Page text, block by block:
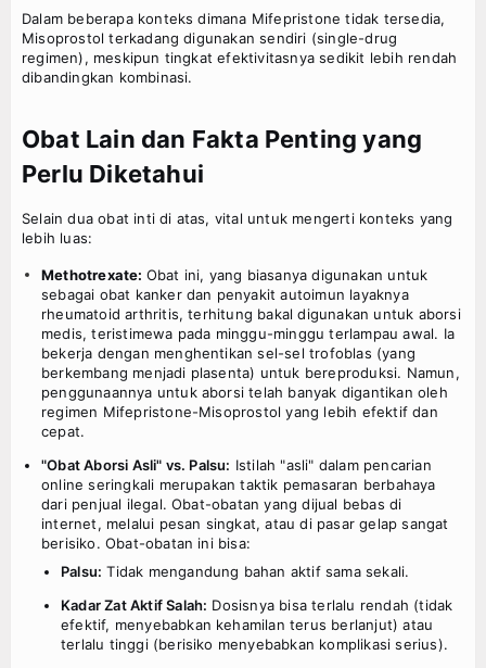
Dalam beberapa konteks dimana Mifepristone tidak tersedia,
Misoprostol terkadang digunakan sendiri (single-drug
regimen), meskipun tingkat efektivitasnya sedikit lebih rendah
dibandingkan kombinasi.
Obat Lain dan Fakta Penting yang
Perlu Diketahui
Selain dua obat inti di atas, vital untuk mengerti konteks yang
lebih luas:
Methotrexate: Obat ini, yang biasanya digunakan untuk
sebagai obat kanker dan penyakit autoimun layaknya
rheumatoid arthritis, terhitung bakal digunakan untuk aborsi
medis, teristimewa pada minggu-minggu terlampau awal. Ia
bekerja dengan menghentikan sel-sel trofoblas (yang
berkembang menjadi plasenta) untuk bereproduksi. Namun,
penggunaannya untuk aborsi telah banyak digantikan oleh
regimen Mifepristone-Misoprostol yang lebih efektif dan
cepat.
"Obat Aborsi Asli" vs. Palsu: Istilah "asli" dalam pencarian
online seringkali merupakan taktik pemasaran berbahaya
dari penjual ilegal. Obat-obatan yang dijual bebas di
internet, melalui pesan singkat, atau di pasar gelap sangat
berisiko. Obat-obatan ini bisa:
Palsu: Tidak mengandung bahan aktif sama sekali.
Kadar Zat Aktif Salah: Dosisnya bisa terlalu rendah (tidak
efektif, menyebabkan kehamilan terus berlanjut) atau
terlalu tinggi (berisiko menyebabkan komplikasi serius).